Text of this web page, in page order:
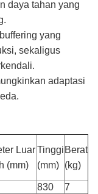
daya tahan yang
yang
sekaligus
adaptasi
Luar
(mm)
Tinggi
(mm)
Berat
(kg)
830
7